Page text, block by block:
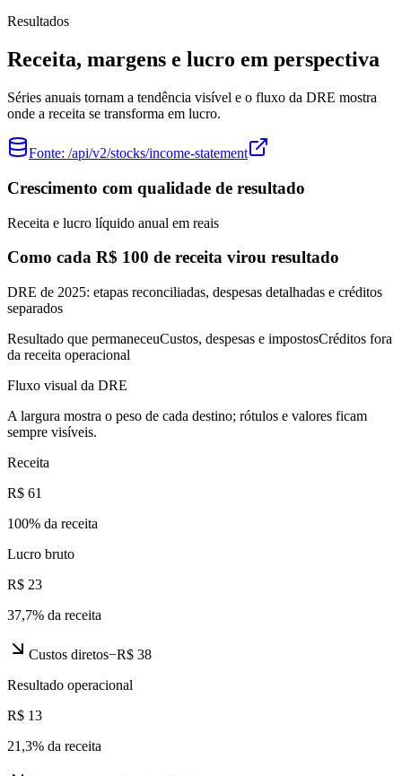
Resultados
Receita, margens e lucro em perspectiva
Séries anuais tornam a tendência visível e o fluxo da DRE mostra
onde a receita se transforma em lucro.
Fonte: /api/v2/stocks/income-statement
Crescimento com qualidade de resultado
Receita e lucro líquido anual em reais
Como cada R$ 100 de receita virou resultado
DRE de 2025: etapas reconciliadas, despesas detalhadas e créditos
separados
Resultado que permaneceuCustos, despesas e impostosCréditos fora
da receita operacional
Fluxo visual da DRE
A largura mostra o peso de cada destino; rótulos e valores ficam
sempre visíveis.
Receita
R$ 61
100% da receita
Lucro bruto
R$ 23
37,7% da receita
Custos diretos−R$ 38
Resultado operacional
R$ 13
21,3% da receita